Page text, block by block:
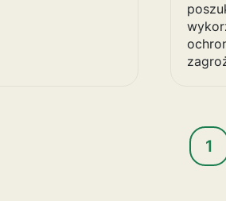
1